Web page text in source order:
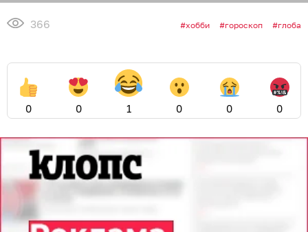
366 хобби гороскоп глоба
0 0 1 0 0 0